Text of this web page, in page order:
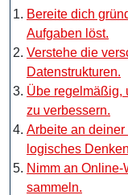
Bereite dich
Aufgaben löst.
Verstehe die
Datenstrukturen.
Übe regelmäßig,
zu verbessern.
Arbeite an
logisches
Nimm an Online-
sammeln.